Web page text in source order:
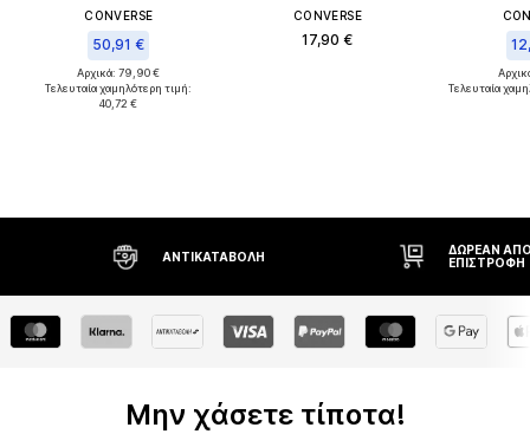
CONVERSE
50,91 €
Αρχικά: 79,90 €
Τελευταία χαμηλότερη τιμή:
40,72 €
CONVERSE
17,90 €
Τελευταία
ΑΝΤΙΚΑΤΑΒΟΛΉ
ΔΩΡΕΆΝ
ΕΠΙΣΤΡΟΦΉ
Μην χάσετε τίποτα!